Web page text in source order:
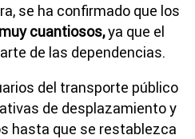
se ha confirmado que los
cuantiosos,ya que el
de las dependencias.
del transporte público
de desplazamiento y
hasta que se restablezca